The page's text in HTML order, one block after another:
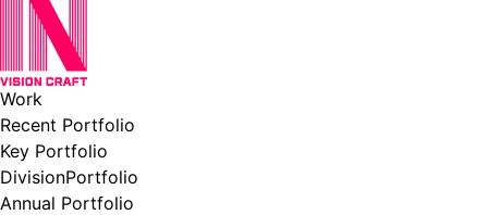
Work
Recent Portfolio
Key Portfolio
DivisionPortfolio
Annual Portfolio